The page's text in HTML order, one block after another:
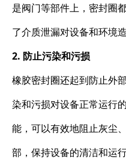
是阀门等部件上，密封圈
了介质泄漏对设备和环境造
2. 防止污染和污损
橡胶密封圈还起到防止外
染和污损对设备正常运行
能，可以有效地阻止灰尘
部，保持设备的清洁和运行